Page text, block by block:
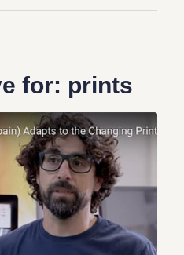
for: prints